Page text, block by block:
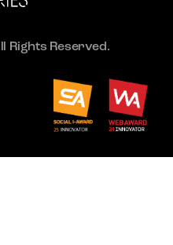
Rights Reserved.